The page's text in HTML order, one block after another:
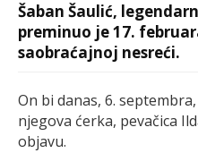
Šaban Šaulić,
preminuo je 17.
saobraćajnoj nesreći.
On bi danas, 6.
njegova ćerka, pevačica
objavu.